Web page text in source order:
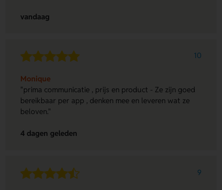
vandaag
10
Monique
"prima communicatie , prijs en product - Ze zijn goed
bereikbaar per app , denken mee en leveren wat ze
beloven."
4 dagen geleden
9